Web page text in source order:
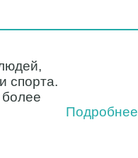
спорта.
Подробнее